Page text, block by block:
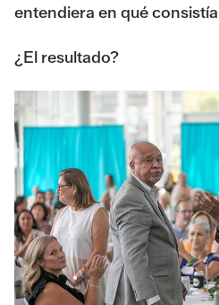
entendiera en qué
¿El resultado?